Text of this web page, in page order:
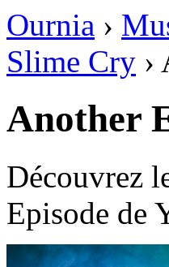
Ournia ›
Slime Cry ›
Another
Découvrez
Episode de